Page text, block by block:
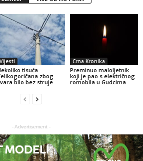
Vijesti
tisuća
zbog
bilo bez struje
Crna Kronika
Preminuo maloljetnik
koji je pao s električnog
romobila u Gudcima
- Advertisement -